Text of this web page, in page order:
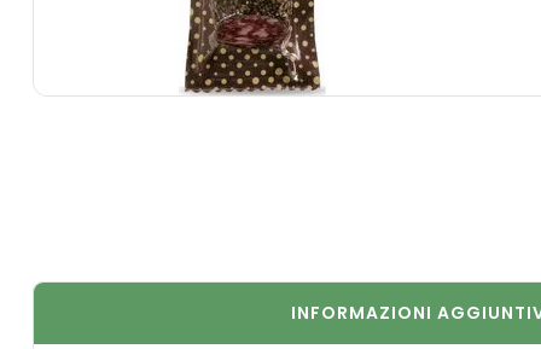
INFORMAZIONI